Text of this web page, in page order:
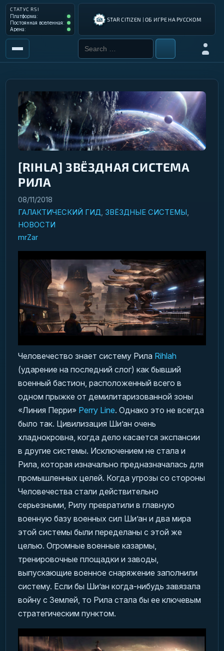
СТАТУС RSI
Платформа:
Платформа: Operational
Постоянная вселенная:
Постоянная вселенная: Operational
Арена:
Арена: Operational
STAR CITIZEN | ОБ ИГРЕ НА РУССКОМ
Search for:
Войти
ИНСТРУМЕНТЫ
РАЗРАБОТКА ИГРЫ
ИНСТРУКЦИИ ПИЛОТА
[RIHLA] ЗВЁЗДНАЯ СИСТЕМА
РИЛА
08/11/2018
ГАЛАКТИЧЕСКИЙ ГИД, ЗВЁЗДНЫЕ СИСТЕМЫ,
НОВОСТИ
mrZar
Человечество знает систему Рила Rihlah
(ударение на последний слог) как бывший
военный бастион, расположенный всего в
одном прыжке от демилитаризованной зоны
«Линия Перри» Perry Line. Однако это не всегда
было так. Цивилизация Ши’ан очень
хладнокровна, когда дело касается экспансии
в другие системы. Исключением не стала и
Рила, которая изначально предназначалась для
промышленных целей. Когда угрозы со стороны
Человечества стали действительно
серьезными, Рилу превратили в главную
военную базу военных сил Ши’ан и два мира
этой системы были переделаны с этой же
целью. Огромные военные казармы,
тренировочные площадки и заводы,
выпускающие военное снаряжение заполнили
систему. Если бы Ши’ан когда-нибудь завязала
войну с Землей, то Рила стала бы ее ключевым
стратегическим пунктом.